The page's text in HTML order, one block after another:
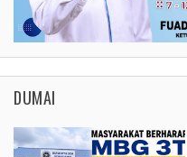
DUMAI